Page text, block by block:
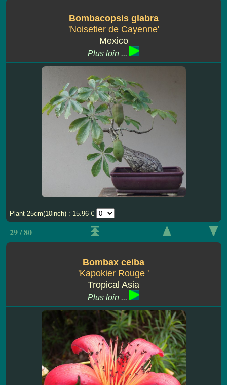
Bombacopsis glabra
'Noisetier de Cayenne'
Mexico
Plus loin ...
Plant 25cm(10inch) : 15.96 €
29 / 80
Bombax ceiba
'Kapokier Rouge '
Tropical Asia
Plus loin ...